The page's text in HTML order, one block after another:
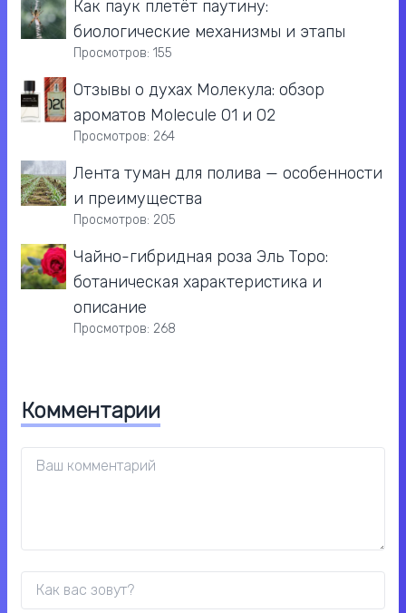
Как паук плетёт паутину:
биологические механизмы и этапы
Просмотров: 155
Отзывы о духах Молекула: обзор
ароматов Molecule 01 и 02
Просмотров: 264
Лента туман для полива — особенности
и преимущества
Просмотров: 205
Чайно-гибридная роза Эль Торо:
ботаническая характеристика и
описание
Просмотров: 268
Комментарии